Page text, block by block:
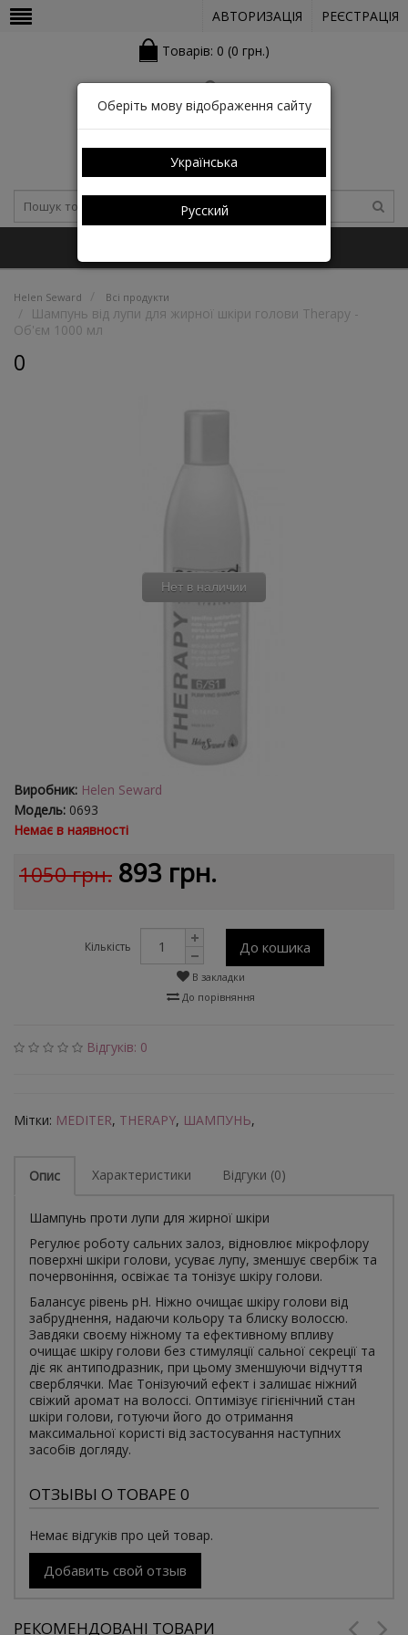
АВТОРИЗАЦІЯ
РЕЄСТРАЦІЯ
Товарів: 0 (0 грн.)
Helen Seward Всі продукти
Шампунь від лупи для жирної шкіри голови Therapy -
Об'єм 1000 мл
0
Нет в наличии
Виробник: Helen Seward
Модель: 0693
Немає в наявності
1050 грн. 893 грн.
Кількість До кошика
В закладки
До порівняння
Відгуків: 0
Мітки: MEDITER, THERAPY, ШАМПУНЬ,
Опис Характеристики Відгуки (0)
Шампунь проти лупи для жирної шкіри
Регулює роботу сальних залоз, відновлює мікрофлору
поверхні шкіри голови, усуває лупу, зменшує свербіж та
почервоніння, освіжає та тонізує шкіру голови.
Балансує рівень pH. Ніжно очищає шкіру голови від
забруднення, надаючи кольору та блиску волоссю.
Завдяки своєму ніжному та ефективному впливу
очищає шкіру голови без стимуляції сальної секреції та
діє як антиподразник, при цьому зменшуючи відчуття
сверблячки. Має Тонізуючий ефект і залишає ніжний
свіжий аромат на волоссі. Оптимізує гігієнічний стан
шкіри голови, готуючи його до отримання
максимальної користі від застосування наступних
засобів догляду.
ОТЗЫВЫ О ТОВАРЕ 0
Немає відгуків про цей товар.
Добавить свой отзыв
РЕКОМЕНДОВАНІ ТОВАРИ
Оберіть мову відображення сайту
Українська
Русский